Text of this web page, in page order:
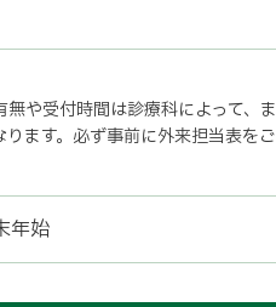
や受付時間は診療科によって、ま
ます。必ず事前に外来担当表をご
年始